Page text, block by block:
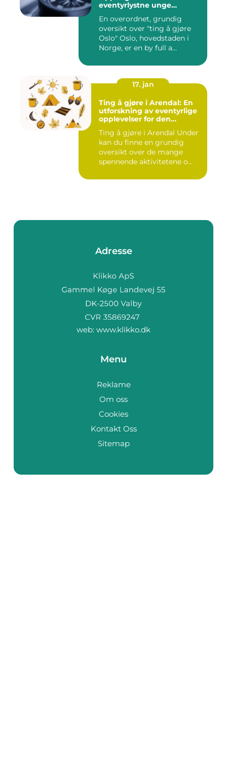
eventyrlystne unge
En overordnet, grundig
oversikt over "ting å gjøre
Oslo" Oslo, hovedstaden i
Norge, er en by full a...
17. jan
Ting å gjøre i Arendal: En
utforskning av eventyrlige
opplevelser for den
Ting å gjøre i Arendal Under
kan du finne en grundig
oversikt over de mange
spennende aktivitetene o...
Adresse
web: www.klikko.dk
Menu
Reklame
Om oss
Cookies
Kontakt Oss
Sitemap